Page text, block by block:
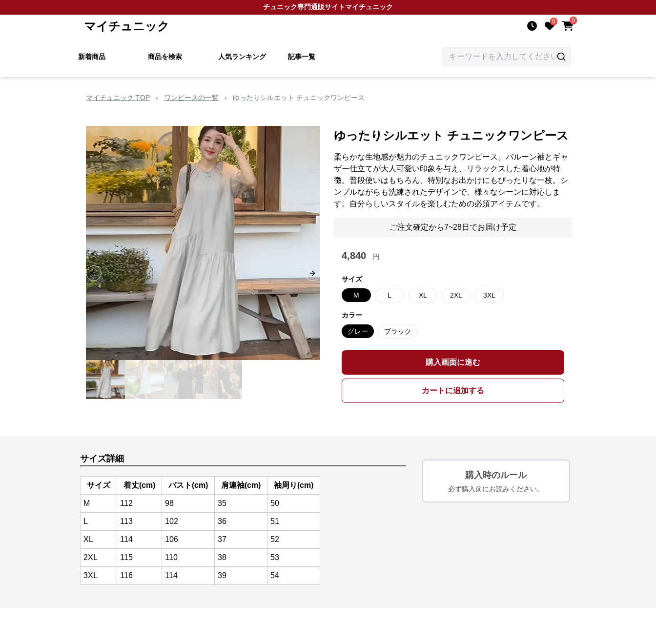
チュニック専門通販サイトマイチュニック
マイチュニック 0 0
新着商品 商品を検索 人気ランキング 記事一覧
マイチュニック TOP › ワンピースの一覧 › ゆったりシルエット チュニックワンピース
Previous slide Next slide
ゆったりシルエット チュニックワンピース
柔らかな生地感が魅力のチュニックワンピース。バルーン袖とギャ
ザー仕立てが大人可愛い印象を与え、リラックスした着心地が特
徴。普段使いはもちろん、特別なお出かけにもぴったりな一枚。シ
ンプルながらも洗練されたデザインで、様々なシーンに対応しま
す。自分らしいスタイルを楽しむための必須アイテムです。
ご注文確定から7~28日でお届け予定
4,840 円
サイズ
M L XL 2XL 3XL
カラー
グレー ブラック
購入画面に進む
カートに追加する
サイズ詳細
サイズ 着丈(cm) バスト(cm) 肩連袖(cm) 袖周り(cm)
M 112 98 35 50
L 113 102 36 51
XL 114 106 37 52
2XL 115 110 38 53
3XL 116 114 39 54
購入時のルール
必ず購入前にお読みください。